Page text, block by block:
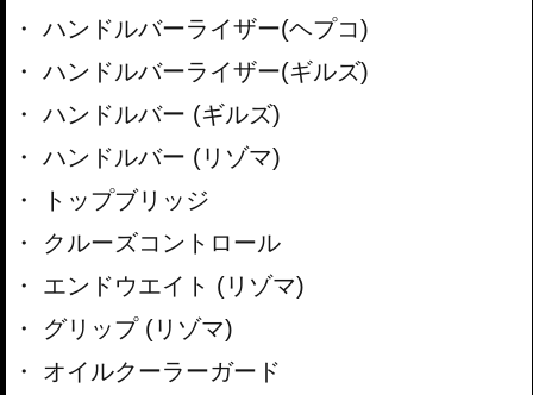
ハンドルバーライザー(ヘプコ)
ハンドルバーライザー(ギルズ)
ハンドルバー (ギルズ)
ハンドルバー (リゾマ)
トップブリッジ
クルーズコントロール
エンドウエイト (リゾマ)
グリップ (リゾマ)
オイルクーラーガード